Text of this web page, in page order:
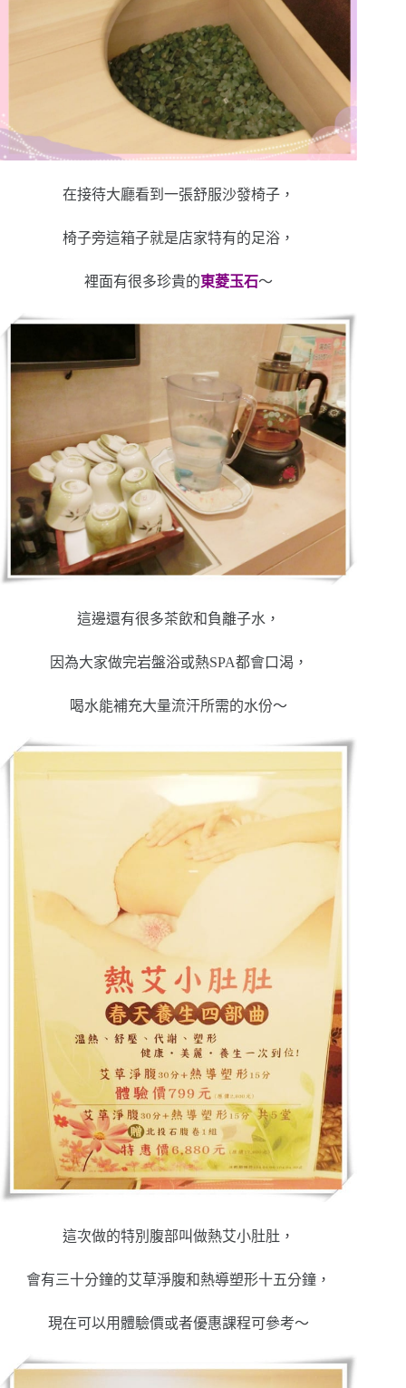
在接待大廳看到一張舒服沙發椅子，
椅子旁這箱子就是店家特有的足浴，
裡面有很多珍貴的東菱玉石～
這邊還有很多茶飲和負離子水，
因為大家做完岩盤浴或熱SPA都會口渴，
喝水能補充大量流汗所需的水份～
這次做的特別腹部叫做熱艾小肚肚，
會有三十分鐘的艾草淨腹和熱導塑形十五分鐘，
現在可以用體驗價或者優惠課程可參考～